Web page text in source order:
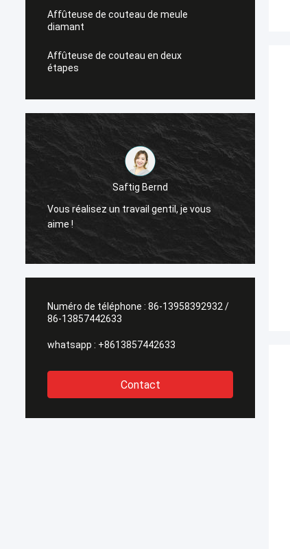
Affûteuse de couteau de meule
diamant
Affûteuse de couteau en deux
étapes
Saftig Bernd
Vous réalisez un travail gentil, je vous
aime !
Numéro de téléphone : 86-13958392932 /
86-13857442633
whatsapp : +8613857442633
Contact